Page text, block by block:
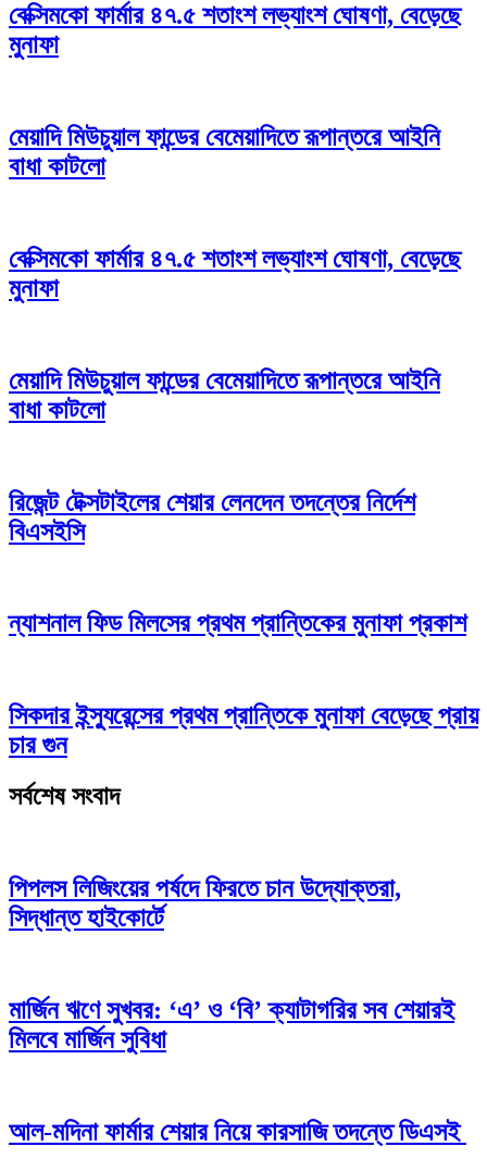
বেক্সিমকো ফার্মার ৪৭.৫ শতাংশ লভ্যাংশ ঘোষণা, বেড়েছে
মুনাফা
মেয়াদি মিউচুয়াল ফান্ডের বেমেয়াদিতে রূপান্তরে আইনি
বাধা কাটলো
বেক্সিমকো ফার্মার ৪৭.৫ শতাংশ লভ্যাংশ ঘোষণা, বেড়েছে
মুনাফা
মেয়াদি মিউচুয়াল ফান্ডের বেমেয়াদিতে রূপান্তরে আইনি
বাধা কাটলো
রিজেন্ট টেক্সটাইলের শেয়ার লেনদেন তদন্তের নির্দেশ
বিএসইসি
ন্যাশনাল ফিড মিলসের প্রথম প্রান্তিকের মুনাফা প্রকাশ
সিকদার ইন্স্যুরেন্সের প্রথম প্রান্তিকে মুনাফা বেড়েছে প্রায়
চার গুন
সর্বশেষ সংবাদ
পিপলস লিজিংয়ের পর্ষদে ফিরতে চান উদ্যোক্তরা,
সিদ্ধান্ত হাইকোর্টে
মার্জিন ঋণে সুখবর: ‘এ’ ও ‘বি’ ক্যাটাগরির সব শেয়ারই
মিলবে মার্জিন সুবিধা
আল-মদিনা ফার্মার শেয়ার নিয়ে কারসাজি তদন্তে ডিএসই